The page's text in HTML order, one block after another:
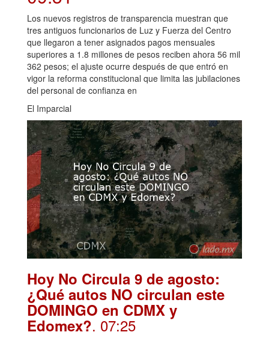
Los nuevos registros de transparencia muestran que
tres antiguos funcionarios de Luz y Fuerza del Centro
que llegaron a tener asignados pagos mensuales
superiores a 1.8 millones de pesos reciben ahora 56 mil
362 pesos; el ajuste ocurre después de que entró en
vigor la reforma constitucional que limita las jubilaciones
del personal de confianza en
El Imparcial
Hoy No Circula 9 de agosto:
¿Qué autos NO circulan este
DOMINGO en CDMX y
Edomex?. 07:25